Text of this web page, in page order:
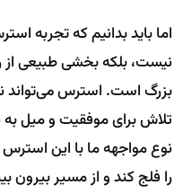
اما باید بدانیم که تجربه
نیست، بلکه بخشی طبیعی
بزرگ است. استرس می‌تواند
تلاش برای موفقیت و میل
نوع مواجهه ما با این
را فلج کند و از مسیر بیرون